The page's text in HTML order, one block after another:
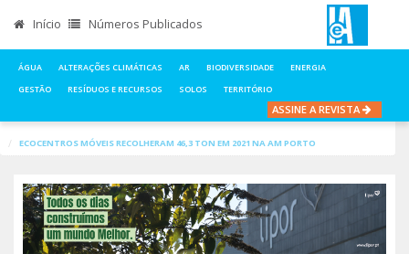
Início Números Publicados
ÁGUA ALTERAÇÕES CLIMÁTICAS AR BIODIVERSIDADE
ENERGIA
GESTÃO
RESÍDUOS E RECURSOS SOLOS TERRITÓRIO
ASSINE A REVISTA
ECOCENTROS MÓVEIS RECOLHERAM 46,3 TON EM 2021 NA AM PORTO